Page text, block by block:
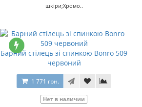
шкіри;Хромо..
Барний стілець зі спинкою Bonro 509
червоний
1 771 грн.
Нет в наличии